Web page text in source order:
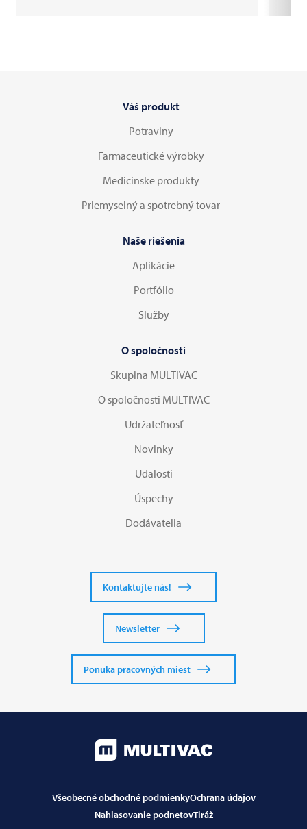
Váš produkt
Potraviny
Farmaceutické výrobky
Medicínske produkty
Priemyselný a spotrebný tovar
Naše riešenia
Aplikácie
Portfólio
Služby
O spoločnosti
Skupina MULTIVAC
O spoločnosti MULTIVAC
Udržateľnosť
Novinky
Udalosti
Úspechy
Dodávatelia
Kontaktujte nás!
Newsletter
Ponuka pracovných miest
Všeobecné obchodné podmienkyOchrana údajov
Nahlasovanie podnetovTiráž